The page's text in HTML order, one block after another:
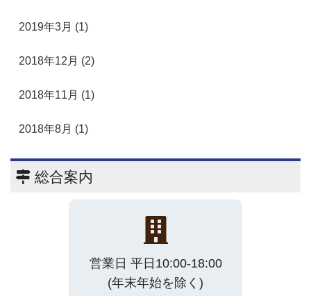
2019年3月 (1)
2018年12月 (2)
2018年11月 (1)
2018年8月 (1)
総合案内
営業日 平日10:00-18:00
(年末年始を除く)